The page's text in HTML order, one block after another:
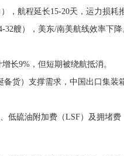
，航程延长15-20天，运力损耗
艘），美东/南美航线效率下降
长9%，但短期被绕航抵消。
备货）支撑需求，中国出口集装
低硫油附加费（LSF）及拥堵